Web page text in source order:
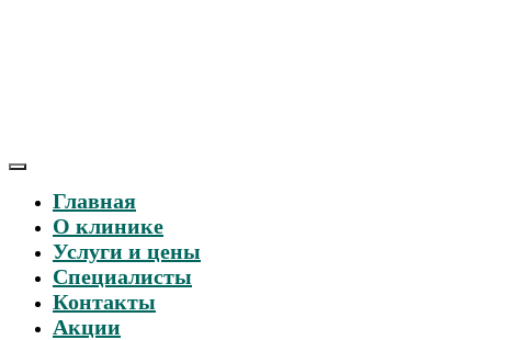
Главная
О клинике
Услуги и цены
Специалисты
Контакты
Акции